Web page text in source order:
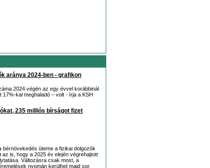
aránya 2024-ben - grafikon
2024 végén az egy évvel korábbinál
kal meghaladó – volt - írja a KSH
235 milliós bírságot fizet
üteme a fizikai dolgozók
is, hogy a 2025 év elején végrehajtott
Változásra csak most, a
nyomán kerülhet majd sor.